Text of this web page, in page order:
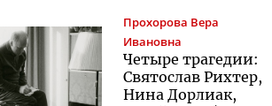
Прохорова Вера
Ивановна
Четыре трагедии:
Святослав Рихтер,
Нина Дорлиак,